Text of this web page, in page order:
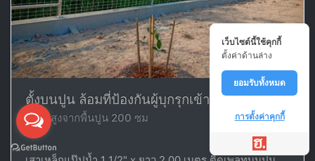
ตั้งบนปูน ล้อมที่ป้องกันผู้บุกรุกเข้ามา
ความสูงจากพื้นปูน 200 ซม
เว็บไซต์นี้ใช้คุกกี้
ตั้งค่าด้านล่าง
ยอมรับทั้งหมด
การตั้งค่าคุกกี้